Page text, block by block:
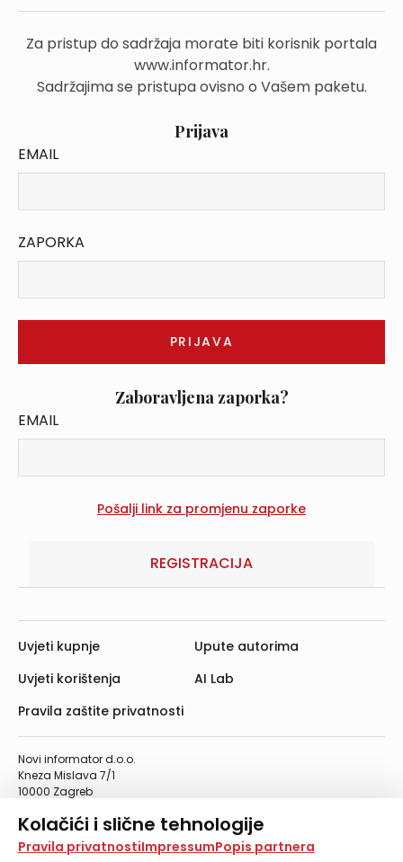
Kolačići i slične tehnologije
Na našoj web stranici koristimo kolačiće i slične
Pravila privatnostiImpressumPopis partnera
Za pristup do sadržaja morate biti korisnik portala
www.informator.hr.
Sadržajima se pristupa ovisno o Vašem paketu.
Prijava
EMAIL
ZAPORKA
Zaboravljena zaporka?
EMAIL
REGISTRACIJA
Novi informator d.o.o.
Kneza Mislava 7/1
10000 Zagreb
Telefaks: 01/4612-553
info@informator.hr
Uvjeti kupnje
Uvjeti korištenja
Pravila zaštite privatnosti
Upute autorima
AI Lab